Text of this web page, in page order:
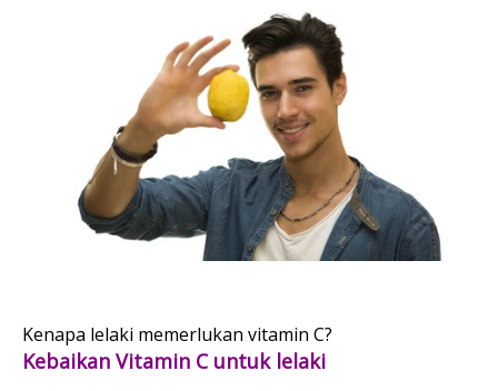
Kenapa lelaki memerlukan vitamin C?
Kebaikan Vitamin C untuk lelaki